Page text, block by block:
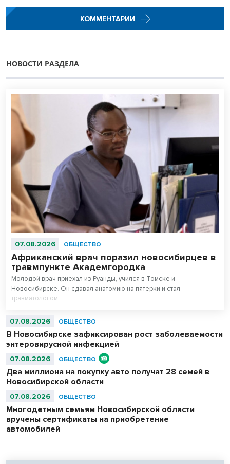
КОММЕНТАРИИ
НОВОСТИ РАЗДЕЛА
07.08.2026 ОБЩЕСТВО
Африканский врач поразил новосибирцев в
травмпункте Академгородка
Молодой врач приехал из Руанды, учился в Томске и
Новосибирске. Он сдавал анатомию на пятерки и стал
травматологом.
07.08.2026 ОБЩЕСТВО
В Новосибирске зафиксирован рост заболеваемости
энтеровирусной инфекцией
07.08.2026 ОБЩЕСТВО
Два миллиона на покупку авто получат 28 семей в
Новосибирской области
07.08.2026 ОБЩЕСТВО
Многодетным семьям Новосибирской области
вручены сертификаты на приобретение
автомобилей